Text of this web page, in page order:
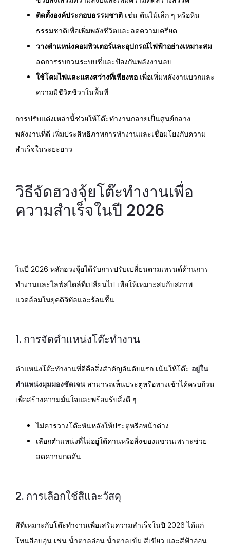
ติดตั้งองค์ประกอบธรรมชาติ เช่น ต้นไม้เล็ก ๆ หรือหิน
ธรรมชาติเพื่อเพิ่มพลังชีวิตและลดความเครียด
วางตำแหน่งคอมพิวเตอร์และอุปกรณ์ไฟฟ้าอย่างเหมาะสม
ลดการรบกวนระบบชี่และป้องกันพลังงานลบ
ใช้โคมไฟและแสงสว่างที่เพียงพอ เพื่อเพิ่มพลังงานบวกและ
ความมีชีวิตชีวาในพื้นที่
การปรับแต่งเหล่านี้ช่วยให้โต๊ะทำงานกลายเป็นศูนย์กลาง
พลังงานที่ดี เพิ่มประสิทธิภาพการทำงานและเชื่อมโยงกับความ
สำเร็จในระยะยาว
วิธีจัดฮวงจุ้ยโต๊ะทำงานเพื่อ
ความสำเร็จในปี 2026
ในปี 2026 หลักฮวงจุ้ยได้รับการปรับเปลี่ยนตามเทรนด์ด้านการ
ทำงานและไลฟ์สไตล์ที่เปลี่ยนไป เพื่อให้เหมาะสมกับสภาพ
แวดล้อมในยุคดิจิทัลและร้อนชื้น
1. การจัดตำแหน่งโต๊ะทำงาน
ตำแหน่งโต๊ะทำงานที่ดีคือสิ่งสำคัญอันดับแรก เน้นให้โต๊ะ อยู่ใน
ตำแหน่งมุมมองชัดเจน สามารถเห็นประตูหรือทางเข้าได้ครบถ้วน
เพื่อสร้างความมั่นใจและพร้อมรับสิ่งดี ๆ
ไม่ควรวางโต๊ะหันหลังให้ประตูหรือหน้าต่าง
เลือกตำแหน่งที่ไม่อยู่ใต้คานหรือสิ่งของแขวนเพราะช่วย
ลดความกดดัน
2. การเลือกใช้สีและวัสดุ
สีที่เหมาะกับโต๊ะทำงานเพื่อเสริมความสำเร็จในปี 2026 ได้แก่
โทนสีอบอุ่น เช่น น้ำตาลอ่อน น้ำตาลเข้ม สีเขียว และสีฟ้าอ่อน